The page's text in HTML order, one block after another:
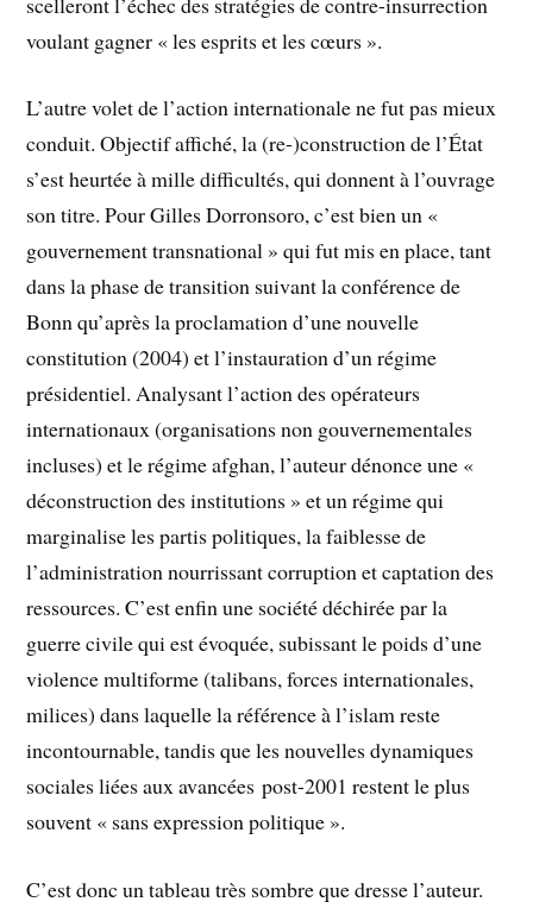
voulant gagner « les esprits et les cœurs ».
L’autre volet de l’action internationale ne fut pas mieux
conduit. Objectif affiché, la (re-)construction de l’État
s’est heurtée à mille difficultés, qui donnent à l’ouvrage
son titre. Pour Gilles Dorronsoro, c’est bien un «
gouvernement transnational » qui fut mis en place, tant
dans la phase de transition suivant la conférence de
Bonn qu’après la proclamation d’une nouvelle
constitution (2004) et l’instauration d’un régime
présidentiel. Analysant l’action des opérateurs
internationaux (organisations non gouvernementales
incluses) et le régime afghan, l’auteur dénonce une «
déconstruction des institutions » et un régime qui
marginalise les partis politiques, la faiblesse de
l’administration nourrissant corruption et captation des
ressources. C’est enfin une société déchirée par la
guerre civile qui est évoquée, subissant le poids d’une
violence multiforme (talibans, forces internationales,
milices) dans laquelle la référence à l’islam reste
incontournable, tandis que les nouvelles dynamiques
sociales liées aux avancées post-2001 restent le plus
souvent « sans expression politique ».
C’est donc un tableau très sombre que dresse l’auteur.